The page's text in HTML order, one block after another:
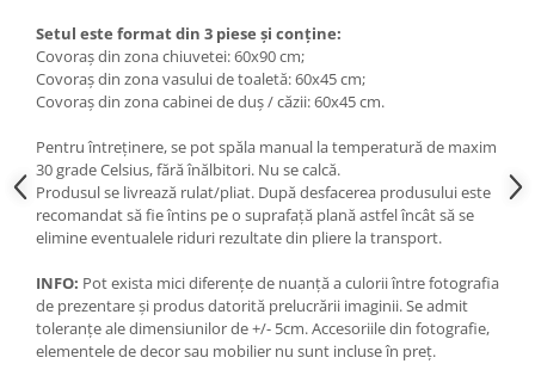
Setul este format din 3 piese și conține:
Covoraș din zona chiuvetei: 60x90 cm;
Covoraș din zona vasului de toaletă: 60x45 cm;
Covoraș din zona cabinei de duș / căzii: 60x45 cm.
Pentru întreținere, se pot spăla manual la temperatură de maxim
30 grade Celsius, fără înălbitori. Nu se calcă.
Produsul se livrează rulat/pliat. După desfacerea produsului este
recomandat să fie întins pe o suprafață plană astfel încât să se
elimine eventualele riduri rezultate din pliere la transport.
INFO: Pot exista mici diferențe de nuanță a culorii între fotografia
de prezentare și produs datorită prelucrării imaginii. Se admit
toleranțe ale dimensiunilor de +/- 5cm. Accesoriile din fotografie,
elementele de decor sau mobilier nu sunt incluse în preț.